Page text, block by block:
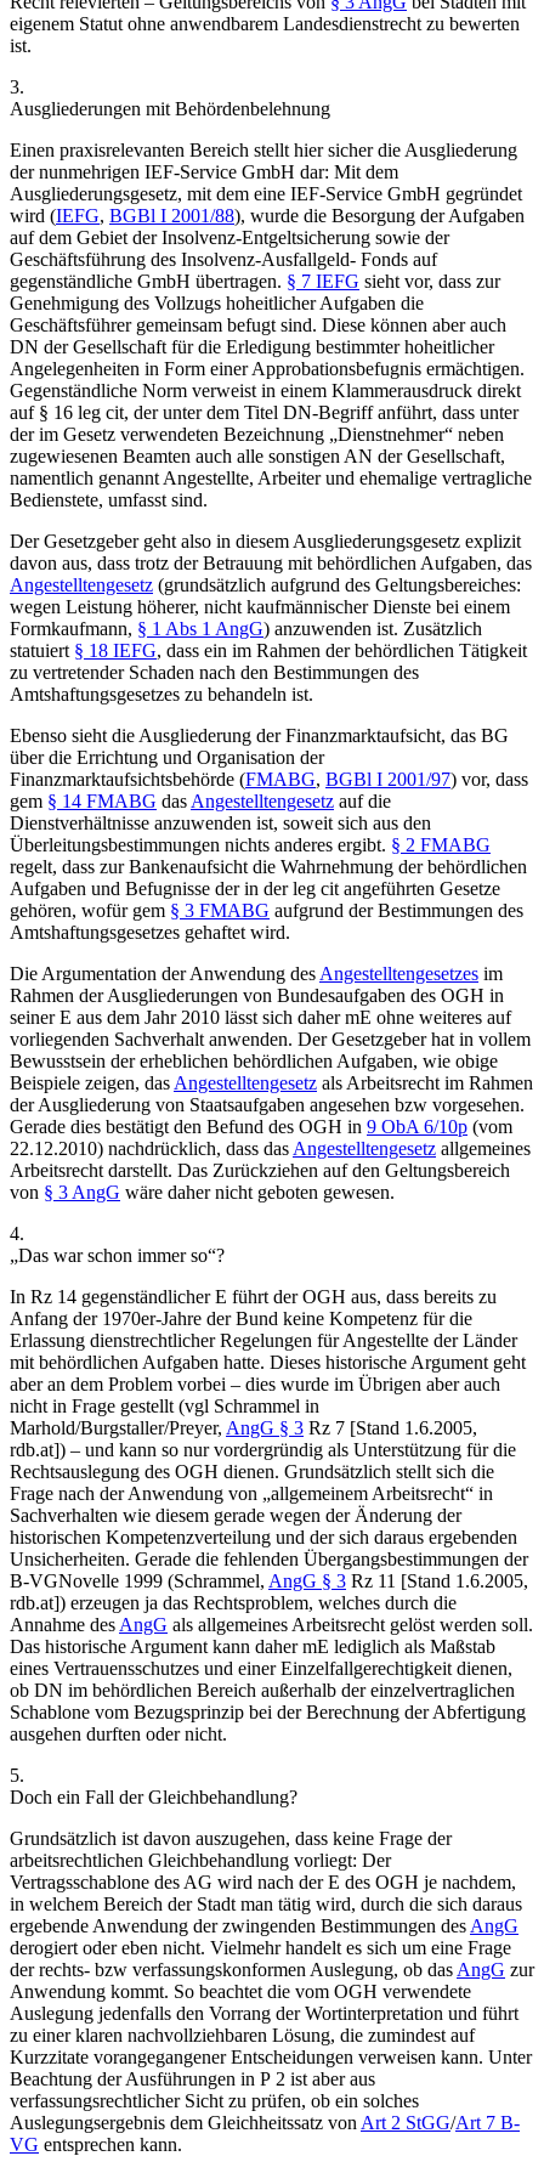
eigenem Statut ohne anwendbarem Landesdienstrecht zu bewerten
ist.
3.
Ausgliederungen mit Behördenbelehnung
Einen praxisrelevanten Bereich stellt hier sicher die Ausgliederung
der nunmehrigen IEF-Service GmbH dar: Mit dem
Ausgliederungsgesetz, mit dem eine IEF-Service GmbH gegründet
wird (IEFG, BGBl I 2001/88), wurde die Besorgung der Aufgaben
auf dem Gebiet der Insolvenz-Entgeltsicherung sowie der
Geschäftsführung des Insolvenz-Ausfallgeld- Fonds auf
gegenständliche GmbH übertragen. § 7 IEFG sieht vor, dass zur
Genehmigung des Vollzugs hoheitlicher Aufgaben die
Geschäftsführer gemeinsam befugt sind. Diese können aber auch
DN der Gesellschaft für die Erledigung bestimmter hoheitlicher
Angelegenheiten in Form einer Approbationsbefugnis ermächtigen.
Gegenständliche Norm verweist in einem Klammerausdruck direkt
auf § 16 leg cit, der unter dem Titel DN-Begriff anführt, dass unter
der im Gesetz verwendeten Bezeichnung „Dienstnehmer“ neben
zugewiesenen Beamten auch alle sonstigen AN der Gesellschaft,
namentlich genannt Angestellte, Arbeiter und ehemalige vertragliche
Bedienstete, umfasst sind.
Der Gesetzgeber geht also in diesem Ausgliederungsgesetz explizit
davon aus, dass trotz der Betrauung mit behördlichen Aufgaben, das
Angestelltengesetz (grundsätzlich aufgrund des Geltungsbereiches:
wegen Leistung höherer, nicht kaufmännischerDienste bei einem
Formkaufmann, § 1 Abs 1 AngG) anzuwenden ist. Zusätzlich
statuiert § 18 IEFG, dass ein im Rahmen der behördlichen Tätigkeit
zu vertretender Schaden nach den Bestimmungen des
Amtshaftungsgesetzes zu behandeln ist.
Ebenso sieht die Ausgliederung der Finanzmarktaufsicht, das BG
über die Errichtung und Organisation der
Finanzmarktaufsichtsbehörde (FMABG, BGBl I 2001/97) vor, dass
gem § 14 FMABG das Angestelltengesetz auf die
Dienstverhältnisse anzuwenden ist, soweit sich aus den
Überleitungsbestimmungen nichts anderes ergibt. § 2 FMABG
regelt, dass zur Bankenaufsicht die Wahrnehmung der behördlichen
Aufgaben und Befugnisse der in der leg cit angeführten Gesetze
gehören, wofür gem § 3 FMABG aufgrund der Bestimmungen des
Amtshaftungsgesetzes gehaftet wird.
Die Argumentation der Anwendung des Angestelltengesetzes im
Rahmen der Ausgliederungen von Bundesaufgaben des OGH in
seiner E aus dem Jahr 2010 lässt sich daher mE ohne weiteres auf
vorliegenden Sachverhalt anwenden. Der Gesetzgeber hat in vollem
Bewusstsein der erheblichen behördlichen Aufgaben, wie obige
Beispiele zeigen, das Angestelltengesetz als Arbeitsrecht im Rahmen
der Ausgliederung von Staatsaufgaben angesehen bzw vorgesehen.
Gerade dies bestätigt den Befund des OGH in 9 ObA 6/10p (vom
22.12.2010) nachdrücklich, dass das Angestelltengesetz allgemeines
Arbeitsrecht darstellt. Das Zurückziehen auf den Geltungsbereich
von § 3 AngG wäre daher nicht geboten gewesen.
4.
„Das war schon immer so“?
In Rz 14 gegenständlicher E führt der OGH aus, dass bereits zu
Anfang der 1970er-Jahre der Bund keine Kompetenz für die
Erlassung dienstrechtlicher Regelungen für Angestellte der Länder
mit behördlichen Aufgaben hatte. Dieses historische Argument geht
aber an dem Problem vorbei – dies wurde im Übrigen aber auch
nicht in Frage gestellt (vgl Schrammel in
Marhold/Burgstaller/Preyer, AngG § 3 Rz 7 [Stand 1.6.2005,
rdb.at]) – und kann so nur vordergründig als Unterstützung für die
Rechtsauslegung des OGH dienen. Grundsätzlich stellt sich die
Frage nach der Anwendung von „allgemeinem Arbeitsrecht“ in
Sachverhalten wie diesem gerade wegen der Änderung der
historischen Kompetenzverteilung und der sich daraus ergebenden
Unsicherheiten. Gerade die fehlenden Übergangsbestimmungen der
B-VGNovelle 1999 (Schrammel, AngG § 3 Rz 11 [Stand 1.6.2005,
rdb.at]) erzeugen ja das Rechtsproblem, welches durch die
Annahme des AngG als allgemeines Arbeitsrecht gelöst werden soll.
Das historische Argument kann daher mE lediglich als Maßstab
eines Vertrauensschutzes und einer Einzelfallgerechtigkeit dienen,
ob DN im behördlichen Bereich außerhalb der einzelvertraglichen
Schablone vom Bezugsprinzip bei der Berechnung der Abfertigung
ausgehen durften oder nicht.
5.
Doch ein Fall der Gleichbehandlung?
Grundsätzlich ist davon auszugehen, dass keine Frage der
arbeitsrechtlichen Gleichbehandlung vorliegt: Der
Vertragsschablone des AG wird nach der E des OGH je nachdem,
in welchem Bereich der Stadt man tätig wird, durch die sich daraus
ergebende Anwendung der zwingenden Bestimmungen des AngG
derogiert oder eben nicht. Vielmehr handelt es sich um eine Frage
der rechts- bzw verfassungskonformen Auslegung, ob das AngG zur
Anwendung kommt. So beachtet die vom OGH verwendete
Auslegung jedenfalls den Vorrang der Wortinterpretation und führt
zu einer klaren nachvollziehbaren Lösung, die zumindest auf
Kurzzitate vorangegangener Entscheidungen verweisen kann. Unter
Beachtung der Ausführungen in P 2 ist aber aus
verfassungsrechtlicher Sicht zu prüfen, ob ein solches
Auslegungsergebnis dem Gleichheitssatz von Art 2 StGG/Art 7 B-
VG entsprechen kann.